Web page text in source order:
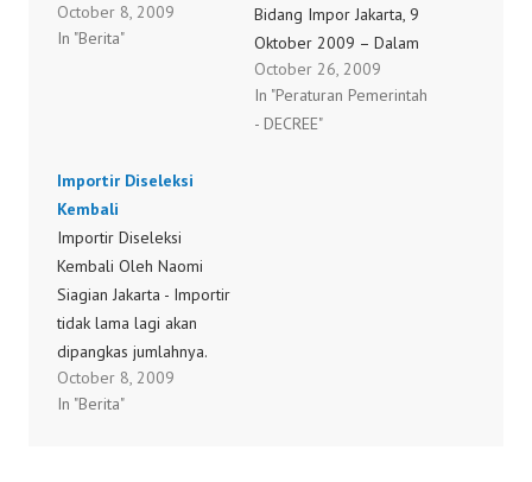
secara lebih bebas
JAKARTA: Pemerintah
(verifikasi) di negara
muat barang, dan dua
jenis tekstil dari tata
niaga impor, karena
perkembangan industri
dan pasar Indonesia
dinilai semakin kondusif.
Pembebasan…
October 8, 2009
In "Berita"
Bidang Impor Jakarta, 9
Oktober 2009 – Dalam
rangka mengantisipasi
dampak globalisasi dan
liberalisasi
October 26, 2009
In "Peraturan Pemerintah
- DECREE"
Importir Diseleksi
Kembali
Importir Diseleksi
Kembali Oleh Naomi
Siagian Jakarta - Importir
tidak lama lagi akan
dipangkas jumlahnya.
Importir yang dinilai
tidak menunjukkan
October 8, 2009
In "Berita"